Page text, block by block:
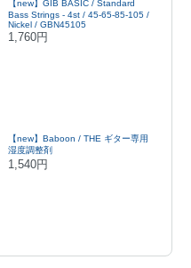
【new】GIB BASIC / Standard
Bass Strings - 4st / 45-65-85-105 /
Nickel / GBN45105
1,760円
【new】Baboon / THE ギター専用
湿度調整剤
1,540円